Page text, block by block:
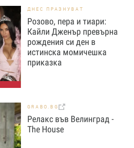
ДНЕС ПРАЗНУВАТ
Розово, пера и тиари:
Кайли Дженър превърна
рождения си ден в
истинска момичешка
приказка
GRABO.BG
Релакс във Велинград -
The House